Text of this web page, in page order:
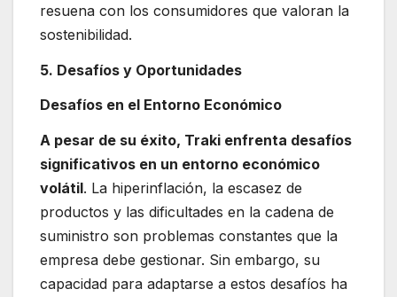
resuena con los consumidores que valoran la
sostenibilidad.
5. Desafíos y Oportunidades
Desafíos en el Entorno Económico
A pesar de su éxito, Traki enfrenta desafíos
significativos en un entorno económico
volátil. La hiperinflación, la escasez de
productos y las dificultades en la cadena de
suministro son problemas constantes que la
empresa debe gestionar. Sin embargo, su
capacidad para adaptarse a estos desafíos ha